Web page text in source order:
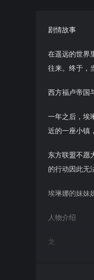
剧情故事
在遥远的世界
往来。终于，
西方福卢帝国
一年之后，埃
近的一座小镇
东方联盟不愿
的行动因此无
埃琳娜的妹妹
人物介绍
龙